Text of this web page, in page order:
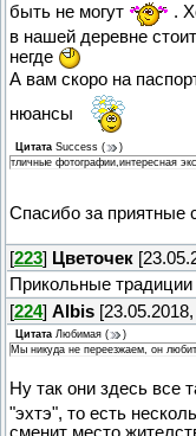
быть не могут
.
в нашей деревне
негде
А вам скоро на
нюансы
Цитата Success (
)
тличные фотографии,интересная
Спасибо за приятные
[223] Цветочек
Прикольные
[224] Albis
Цитата Любимая (
)
Мы никуда не переезжаем, он
Ну так они здесь все
"эхтэ", то есть